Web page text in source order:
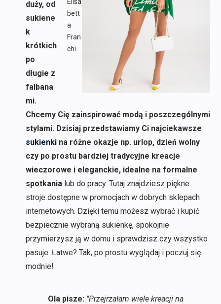
bett
a
Fran
chi.
duży, od
sukiene
k
krótkich
po
długie z
falbana
mi.
Chcemy Cię zainspirować modą i poszczególnymi
stylami. Dzisiaj przedstawiamy Ci najciekawsze
sukienkina różne okazje np. urlop, dzień wolny
czy po prostu bardziej tradycyjne kreacje
wieczorowe i eleganckie, idealne na formalne
spotkanialub do pracy. Tutaj znajdziesz piękne
stroje dostępne w promocjach w dobrych sklepach
internetowych. Dzięki temu możesz wybrać i kupić
bezpiecznie wybraną sukienkę, spokojnie
przymierzysz ją w domu i sprawdzisz czy wszystko
pasuje. Łatwe? Tak, po prostu wyglądaj i poczuj się
modnie!
Ola pisze: "Przejrzałam wiele kreacji na